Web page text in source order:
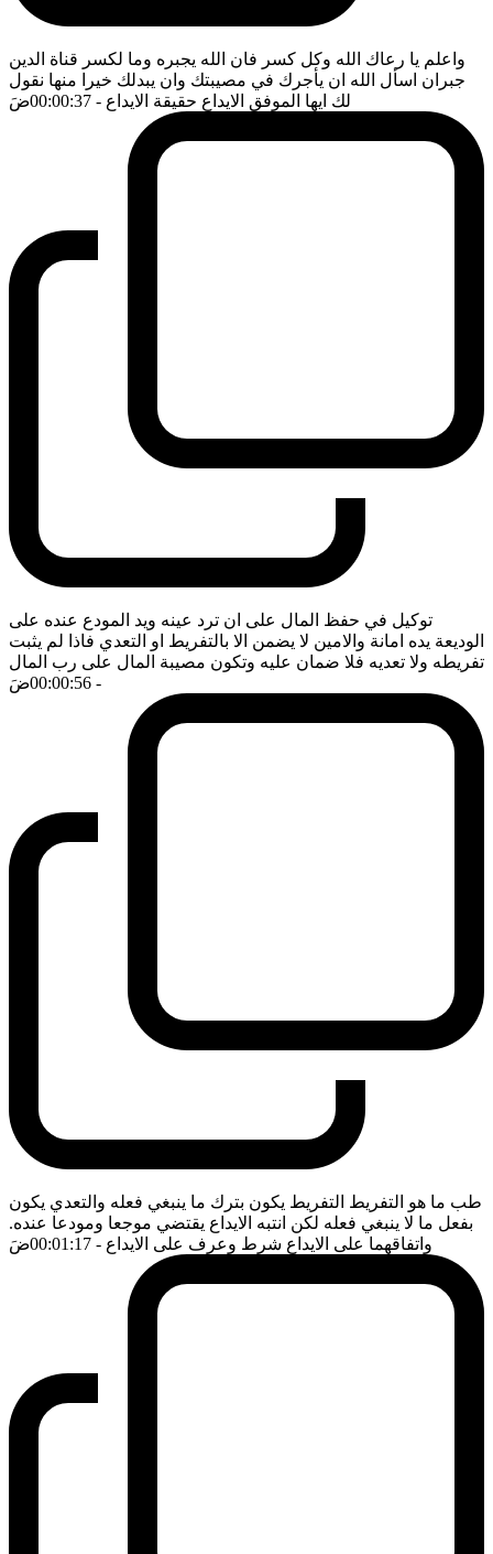
واعلم يا رعاك الله وكل كسر فان الله يجبره وما لكسر قناة الدين
جبران اسأل الله ان يأجرك في مصيبتك وان يبدلك خيرا منها نقول
لك ايها الموفق الايداع حقيقة الايداع - 00:00:37 ضَ
توكيل في حفظ المال على ان ترد عينه ويد المودع عنده على
الوديعة يده امانة والامين لا يضمن الا بالتفريط او التعدي فاذا لم يثبت
تفريطه ولا تعديه فلا ضمان عليه وتكون مصيبة المال على رب المال
- 00:00:56
ضَ
طب ما هو التفريط التفريط يكون بترك ما ينبغي فعله والتعدي يكون
بفعل ما لا ينبغي فعله لكن انتبه الايداع يقتضي موجعا ومودعا عنده.
واتفاقهما على الايداع شرط وعرف على الايداع - 00:01:17 ضَ